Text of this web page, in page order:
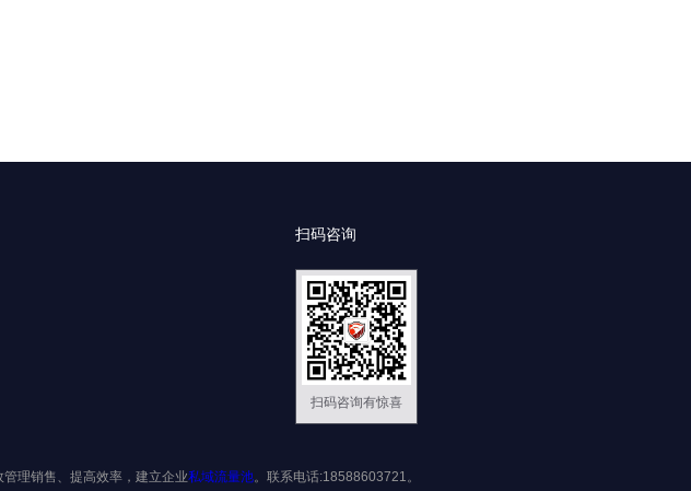
扫码咨询
扫码咨询有惊喜
理销售、提高效率，建立企业私域流量池。联系电话:18588603721。